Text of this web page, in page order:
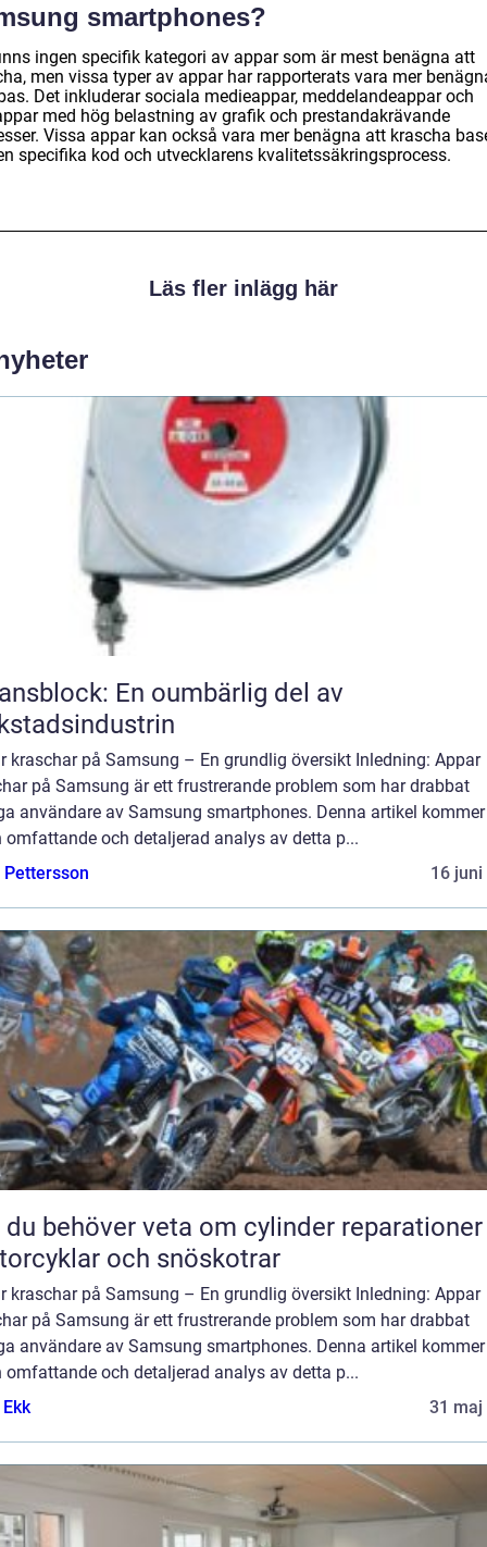
smartphones?
ingen specifik kategori av appar som är mest benägna att
men vissa typer av appar har rapporterats vara mer
Det inkluderar sociala medieappar, meddelandeappar och
med hög belastning av grafik och prestandakrävande
Vissa appar kan också vara mer benägna att krascha
specifika kod och utvecklarens kvalitetssäkringsprocess.
Läs fler inlägg här
En oumbärlig del av
kraschar på Samsung – En grundlig översikt Inledning: Appar
på Samsung är ett frustrerande problem som har drabbat
användare av Samsung smartphones. Denna artikel
omfattande och detaljerad analys av detta p...
16 juni
behöver veta om cylinder
och snöskotrar
kraschar på Samsung – En grundlig översikt Inledning: Appar
på Samsung är ett frustrerande problem som har drabbat
användare av Samsung smartphones. Denna artikel
omfattande och detaljerad analys av detta p...
31 maj